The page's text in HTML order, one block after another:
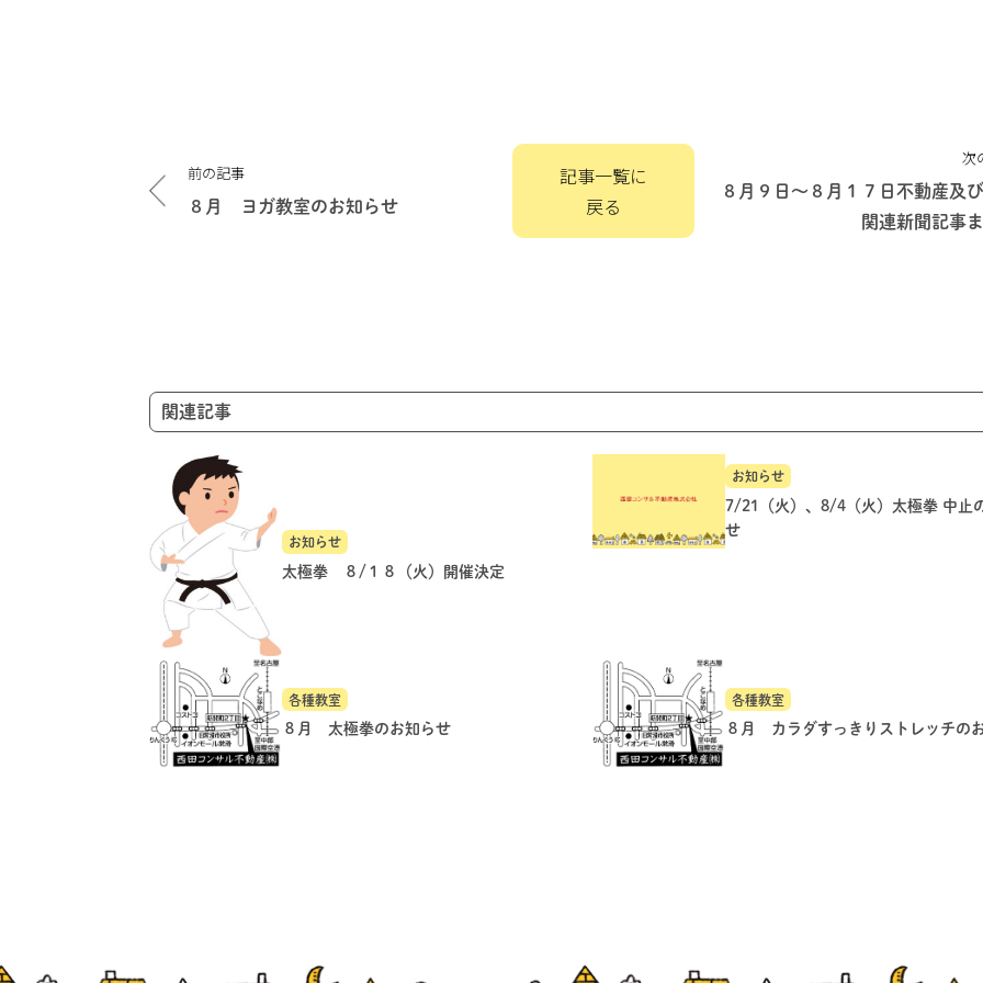
稿
ナ
前の記事
８月 ヨガ教室のお知らせ
記事一覧に
戻る
次
８月９日～８月１７日不動産及
関連新聞記事
関連記事
お知らせ
太極拳 ８/１８（火）開催決定
お知らせ
7/21（火）、8/4（火）太極拳 中止
せ
各種教室
８月 太極拳のお知らせ
各種教室
８月 カラダすっきりストレッチの